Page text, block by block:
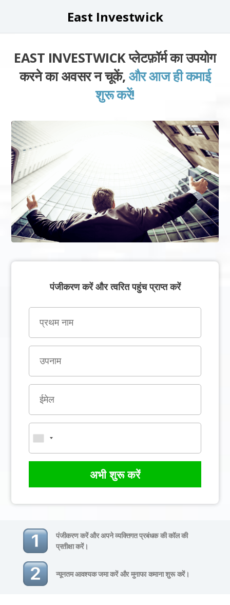
East Investwick
EAST INVESTWICK प्लेटफ़ॉर्म का उपयोग
करने का अवसर न चूकें, और आज ही कमाई
शुरू करें!
पंजीकरण करें और त्वरित पहुंच प्राप्त करें
अभी शुरू करें
पंजीकरण करें और अपने व्यक्तिगत प्रबंधक की कॉल की
प्रतीक्षा करें।
न्यूनतम आवश्यक जमा करें और मुनाफा कमाना शुरू करें।